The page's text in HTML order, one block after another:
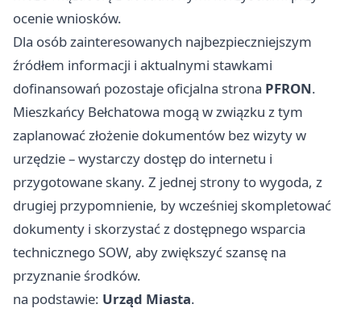
ocenie wniosków.
Dla osób zainteresowanych najbezpieczniejszym
źródłem informacji i aktualnymi stawkami
dofinansowań pozostaje oficjalna strona PFRON.
Mieszkańcy Bełchatowa mogą w związku z tym
zaplanować złożenie dokumentów bez wizyty w
urzędzie – wystarczy dostęp do internetu i
przygotowane skany. Z jednej strony to wygoda, z
drugiej przypomnienie, by wcześniej skompletować
dokumenty i skorzystać z dostępnego wsparcia
technicznego SOW, aby zwiększyć szansę na
przyznanie środków.
na podstawie: Urząd Miasta.